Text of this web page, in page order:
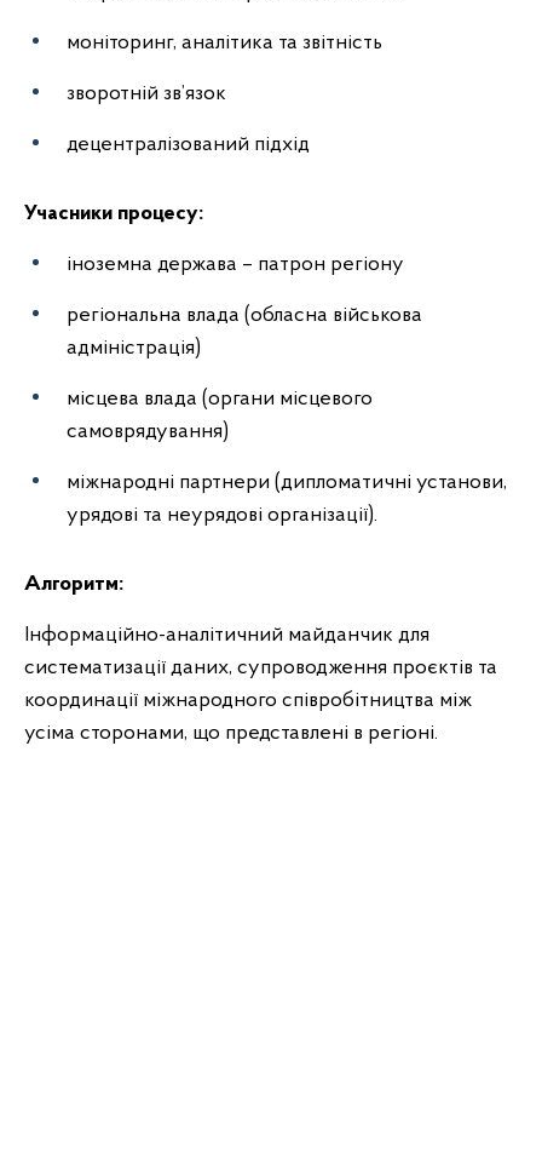
моніторинг, аналітика та звітність
зворотній зв’язок
децентралізований підхід
Учасники процесу:
іноземна держава – патрон регіону
регіональна влада (обласна військова
адміністрація)
місцева влада (органи місцевого
самоврядування)
міжнародні партнери (дипломатичні установи,
урядові та неурядові організації).
Алгоритм:
Інформаційно-аналітичний майданчик для
систематизації даних, супроводження проєктів та
координації міжнародного співробітництва між
усіма сторонами, що представлені в регіоні.